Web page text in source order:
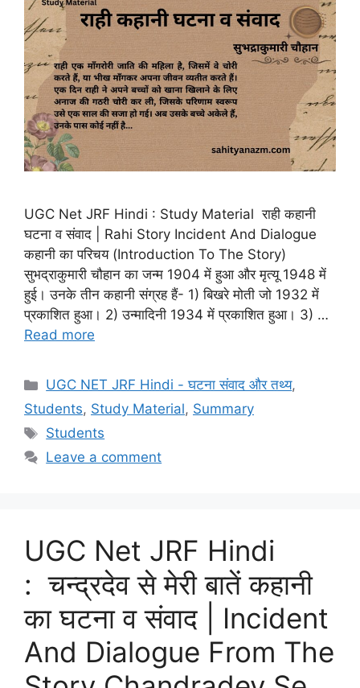
UGC Net JRF Hindi : Study Material राही कहानी
घटना व संवाद | Rahi Story Incident And Dialogue
कहानी का परिचय (Introduction To The Story)
सुभद्राकुमारी चौहान का जन्म 1904 में हुआ और मृत्यू 1948 में
हुई। उनके तीन कहानी संग्रह हैं- 1) बिखरे मोती जो 1932 में
प्रकाशित हुआ। 2) उन्मादिनी 1934 में प्रकाशित हुआ। 3) …
Read more
UGC NET JRF Hindi - घटना संवाद और तथ्य,
Students, Study Material, Summary
Students
Leave a comment
UGC Net JRF Hindi
: चन्द्रदेव से मेरी बातें कहानी
का घटना व संवाद | Incident
And Dialogue From The